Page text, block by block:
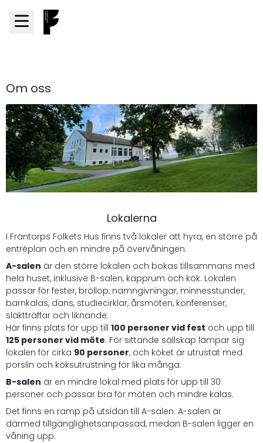
Om oss
Lokalerna
I Fräntorps Folkets Hus finns två lokaler att hyra, en större på
entréplan och en mindre på övervåningen.
A-salen är den större lokalen och bokas tillsammans med
hela huset, inklusive B-salen, kapprum och kök. Lokalen
passar för fester, bröllop, namngivningar, minnesstunder,
barnkalas, dans, studiecirklar, årsmöten, konferenser,
släktträffar och liknande.
Här finns plats för upp till 100 personer vid fest och upp till
125 personer vid möte. För sittande sällskap lämpar sig
lokalen för cirka 90 personer, och köket är utrustat med
porslin och köksutrustning för lika många.
B-salen är en mindre lokal med plats för upp till 30
personer och passar bra för möten och mindre kalas.
Det finns en ramp på utsidan till A-salen. A-salen är
därmed tillgänglighetsanpassad, medan B-salen ligger en
våning upp.